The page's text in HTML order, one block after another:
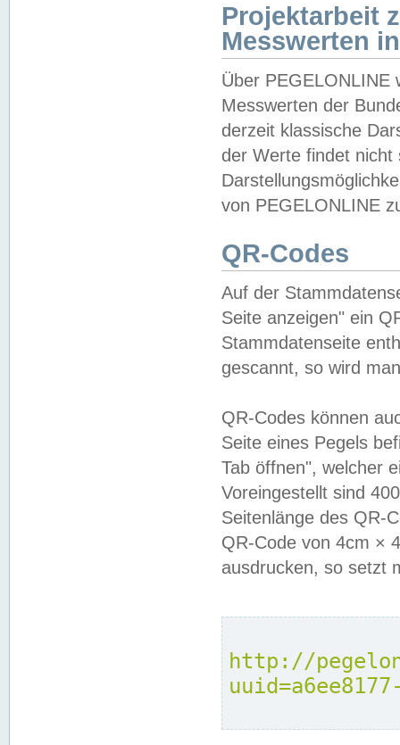
Projektarbeit
Messwerten
Über PEGELONLINE
Messwerten der
derzeit klassische
der Werte findet
von PEGELONLINE
QR-Codes
Auf der
Seite anzeigen" ein
Stammdatenseite
gescannt, so wird
QR-Codes können
Seite eines Pegels
Tab öffnen", welcher
Voreingestellt sind
Seitenlänge des QR-
QR-Code von 4cm ×
ausdrucken, so setzt
http://